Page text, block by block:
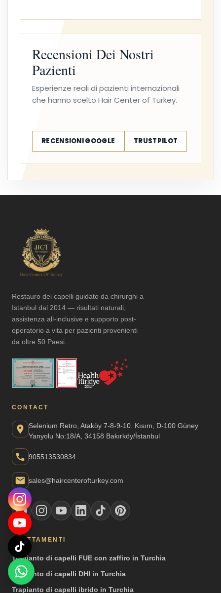
Recensioni Dei Nostri
Pazienti
Esperienze reali di pazienti internazionali
che hanno scelto Hair Center of Turkey.
RECENSIONI GOOGLE TRUSTPILOT
Restauro dei capelli guidato da chirurghi a
Istanbul dal 2014 — risultati naturali,
assistenza all-inclusive e supporto post-
operatorio a vita per pazienti provenienti
da oltre 50 Paesi.
CONTACT
Selenium Retro, Ataköy 7-8-9-10. Kısım, D-100 Güney
Yanyolu No:18/A, 34158 Bakırköy/İstanbul
905513530834
sales@haircenterofturkey.com
TRATTAMENTI
Trapianto di capelli FUE con zaffiro in Turchia
Trapianto di capelli DHI in Turchia
Trapianto di capelli ibrido in Turchia